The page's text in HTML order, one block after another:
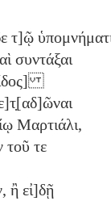
τ]ῷ
συντάξαι
Μαρτιάλι,
τοῦ τε
ἢ εἰ]δῇ